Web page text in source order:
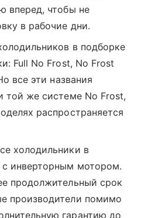
вперед, чтобы не
в рабочие дни.
в подборке
Full No Frost, No Frost
все эти названия
той же системе No Frost,
распространяется
холодильники в
с инверторным мотором.
продолжительный срок
производители помимо
гарантию до